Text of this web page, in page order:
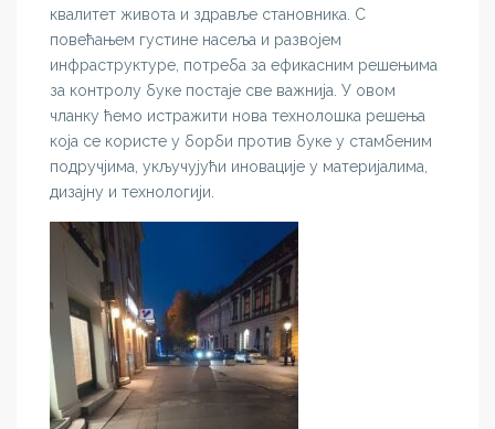
квалитет живота и здравље становника. С
повећањем густине насеља и развојем
инфраструктуре, потреба за ефикасним решењима
за контролу буке постаје све важнија. У овом
чланку ћемо истражити нова технолошка решења
која се користе у борби против буке у стамбеним
подручјима, укључујући иновације у материјалима,
дизајну и технологији.